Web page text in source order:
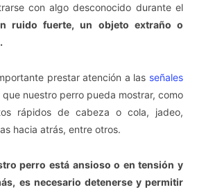
con algo desconocido durante el
ruido fuerte, un objeto extraño o
prestar atención a las señales
que nuestro perro pueda mostrar, como
rápidos de cabeza o cola, jadeo,
hacia atrás, entre otros.
perro está ansioso o en tensión y
es necesario detenerse y permitir